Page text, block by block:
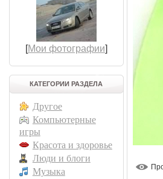
[Мои фотографии]
КАТЕГОРИИ РАЗДЕЛА
Другое
Компьютерные
игры
Красота и здоровье
Люди и блоги
Музыка